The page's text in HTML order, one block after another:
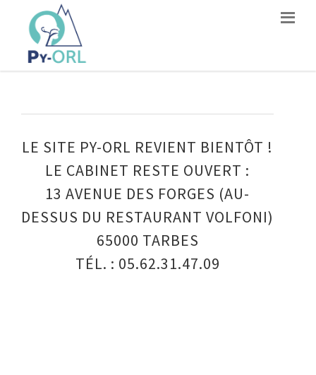
LE SITE PY-ORL REVIENT BIENTÔT !
LE CABINET RESTE OUVERT :
13 AVENUE DES FORGES (AU-
DESSUS DU RESTAURANT VOLFONI)
65000 TARBES
TÉL. : 05.62.31.47.09